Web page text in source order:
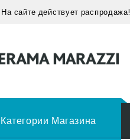
На сайте действует распродажа!
Категории Магазина